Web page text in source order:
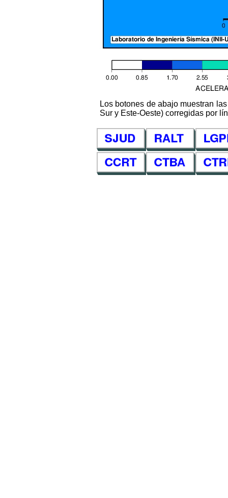
Los botones de abajo muestran
Sur y Este-Oeste) corregidas por